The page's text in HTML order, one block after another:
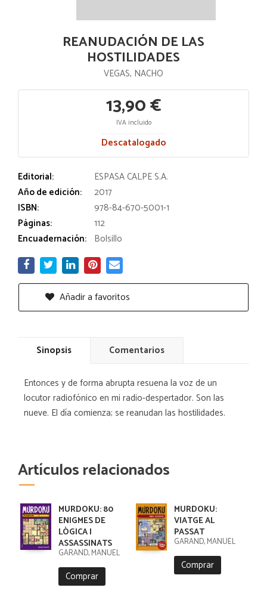
REANUDACIÓN DE LAS
HOSTILIDADES
VEGAS, NACHO
13,90 €
IVA incluido
Descatalogado
Editorial:
ESPASA CALPE S.A.
Año de edición:
2017
ISBN:
978-84-670-5001-1
Páginas:
112
Encuadernación: Bolsillo
Añadir a favoritos
Sinopsis Comentarios
Entonces y de forma abrupta resuena la voz de un
locutor radiofónico en mi radio-despertador. Son las
nueve. El día comienza; se reanudan las hostilidades.
Artículos relacionados
MURDOKU: 80
ENIGMES DE
LÒGICA I
ASSASSINATS
GARAND, MANUEL
Comprar
MURDOKU:
VIATGE AL
PASSAT
GARAND, MANUEL
Comprar